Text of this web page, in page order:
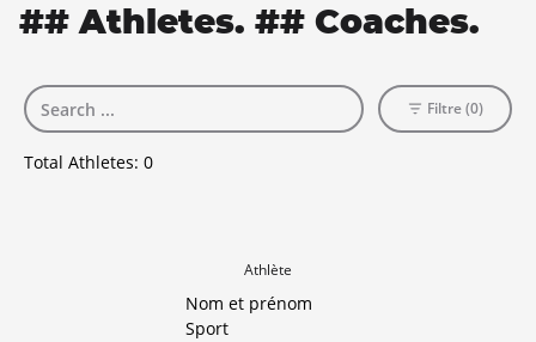
## Athletes. ## Coaches.
Total Athletes: 0
Filtre (0)
Athlète
Nom et prénom
Sport